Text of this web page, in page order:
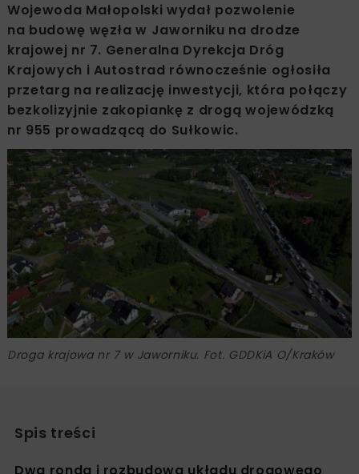
Wojewoda Małopolski wydał pozwolenie
na budowę węzła w Jaworniku na drodze
krajowej nr 7. Generalna Dyrekcja Dróg
Krajowych i Autostrad równocześnie ogłosiła
przetarg na realizację inwestycji, która połączy
bezkolizyjnie zakopiankę z drogą wojewódzką
nr 955 prowadzącą do Sułkowic.
Droga krajowa nr 7 w Jaworniku. Fot. GDDKiA O/Kraków
Spis treści